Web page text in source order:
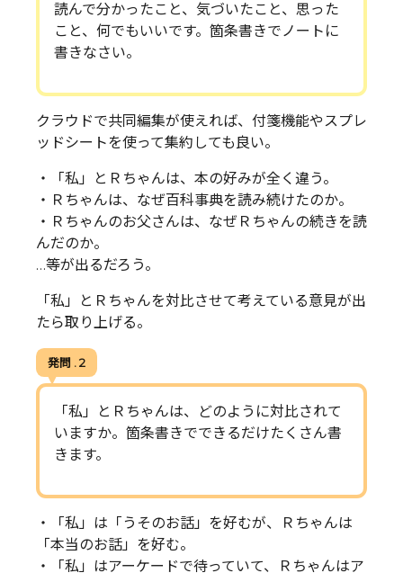
読んで分かったこと、気づいたこと、思った
こと、何でもいいです。箇条書きでノートに
書きなさい。
クラウドで共同編集が使えれば、付箋機能やスプレ
ッドシートを使って集約しても良い。
・「私」とＲちゃんは、本の好みが全く違う。
・Ｒちゃんは、なぜ百科事典を読み続けたのか。
・Ｒちゃんのお父さんは、なぜＲちゃんの続きを読
んだのか。
…等が出るだろう。
「私」とＲちゃんを対比させて考えている意見が出
たら取り上げる。
発問 . 2
「私」とＲちゃんは、どのように対比されて
いますか。箇条書きでできるだけたくさん書
きます。
・「私」は「うそのお話」を好むが、Ｒちゃんは
「本当のお話」を好む。
・「私」はアーケードで待っていて、Ｒちゃんはア